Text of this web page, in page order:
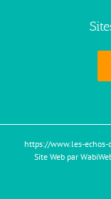
https://www.les-echos-
Site Web par